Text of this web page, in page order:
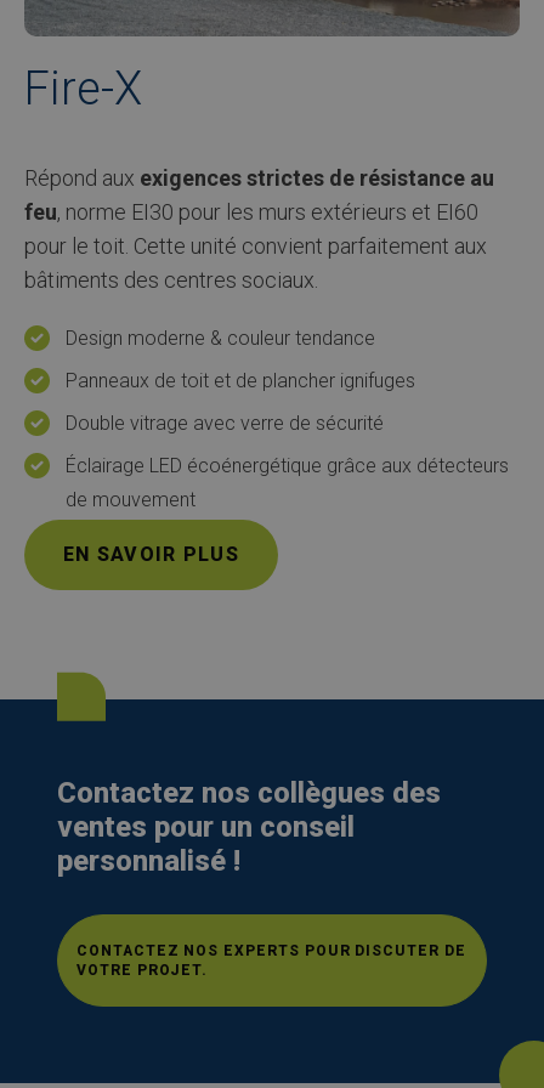
Fire-X
Répond aux exigences strictes de résistance au
feu, norme EI30 pour les murs extérieurs et EI60
pour le toit. Cette unité convient parfaitement aux
bâtiments des centres sociaux.
Design moderne & couleur tendance
Panneaux de toit et de plancher ignifuges
Double vitrage avec verre de sécurité
Éclairage LED écoénergétique grâce aux détecteurs
de mouvement
EN SAVOIR PLUS
Contactez nos collègues des
ventes pour un conseil
personnalisé !
CONTACTEZ NOS EXPERTS POUR DISCUTER DE
VOTRE PROJET.